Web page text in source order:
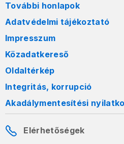
További honlapok
Adatvédelmi tájékoztató
Impresszum
Közadatkereső
Oldaltérkép
Integritás, korrupció
Akadálymentesítési
Elérhetőségek